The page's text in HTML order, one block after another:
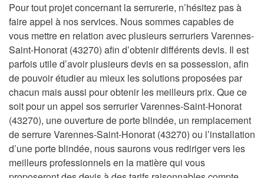
Pour tout projet concernant la serrurerie, n’hésitez pas à
faire appel à nos services. Nous sommes capables de
vous mettre en relation avec plusieurs serruriers Varennes-
Saint-Honorat (43270) afin d’obtenir différents devis. Il est
parfois utile d’avoir plusieurs devis en sa possession, afin
de pouvoir étudier au mieux les solutions proposées par
chacun mais aussi pour obtenir les meilleurs prix. Que ce
soit pour un appel sos serrurier Varennes-Saint-Honorat
(43270), une ouverture de porte blindée, un remplacement
de serrure Varennes-Saint-Honorat (43270) ou l’installation
d’une porte blindée, nous saurons vous rediriger vers les
meilleurs professionnels en la matière qui vous